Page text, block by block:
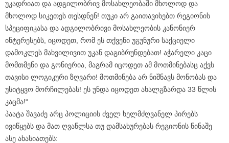
უკადრიათ და ადგილობრივ მოსახლეობაში მხოლოდ და
მხოლოდ სიკეთეს თესდნენ! თუკი არ გაითავისებთ რეგიონის
სპეციფიკასა და ადგილობრივი მოსახლეობის კანონიერ
ინტერესებს, იცოდეთ, რომ ეს თქვენი უგუნური საქციელი
დამოკლეს მახვილივით უკან დაგიბრუნდებათ! აჭარელი კაცი
მომთმენი და გონიერია, მაგრამ იცოდეთ ამ მოთმინებასც აქვს
თავისი ლოგიკური ზღვარი! მოთმინება არ ნიშნავს მონობას და
უსიტყვო მორჩილებას! ეს უნდა იცოდეთ ახალგზარდა 33 წლის
კაცმა!“
პაატა შავაძე არც პოლიციის ძველ ხელმძღვანელ პირებს
ივიწყებს და მათ ღვაწლსა თუ დამსახურებას რეგიონის წინაშე
ასე ახასიათებს: